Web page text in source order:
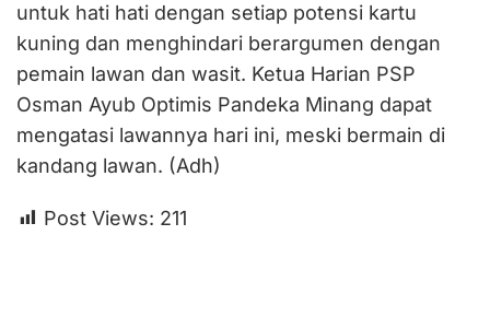
untuk hati hati dengan setiap potensi kartu
kuning dan menghindari berargumen dengan
pemain lawan dan wasit. Ketua Harian PSP
Osman Ayub Optimis Pandeka Minang dapat
mengatasi lawannya hari ini, meski bermain di
kandang lawan. (Adh)
Post Views: 211